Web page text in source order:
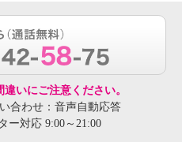
いにご注意ください。
合わせ：音声自動応答
ー対応 9:00～21:00